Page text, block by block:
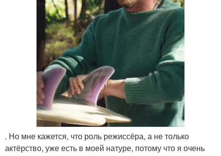
. Но мне кажется, что роль режиссёра, а не только
актёрство, уже есть в моей натуре, потому что я очень